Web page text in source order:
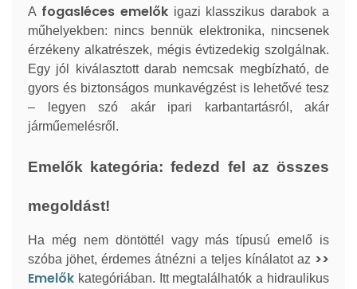
A fogasléces emelők igazi klasszikus darabok a
műhelyekben: nincs bennük elektronika, nincsenek
érzékeny alkatrészek, mégis évtizedekig szolgálnak.
Egy jól kiválasztott darab nemcsak megbízható, de
gyors és biztonságos munkavégzést is lehetővé tesz
– legyen szó akár ipari karbantartásról, akár
járműemelésről.
Emelők kategória: fedezd fel az összes
megoldást!
Ha még nem döntöttél vagy más típusú emelő is
szóba jöhet, érdemes átnézni a teljes kínálatot az >>
Emelők kategóriában. Itt megtalálhatók a hidraulikus